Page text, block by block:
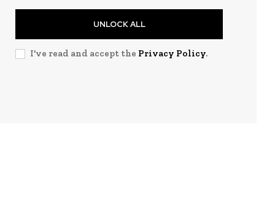
UNLOCK ALL
I've read and accept the Privacy Policy.